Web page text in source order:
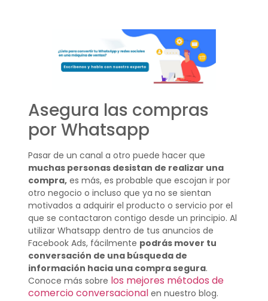
Asegura las compras
por Whatsapp
Pasar de un canal a otro puede hacer que
muchas personas desistan de realizar una
compra,es más, es probable que escojan ir por
otro negocio o incluso que ya no se sientan
motivados a adquirir el producto o servicio por el
que se contactaron contigo desde un principio. Al
utilizar Whatsapp dentro de tus anuncios de
Facebook Ads, fácilmente podrás mover tu
conversación de una búsqueda de
información hacia una compra segura.
Conoce más sobre los mejores métodos de
comercio conversacionalen nuestro blog.